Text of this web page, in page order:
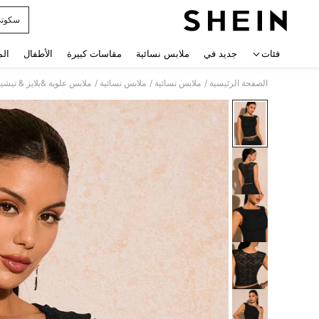
فئات جديد في ملابس نسائية مقاسات كبيرة الأطفال
الصفحة الرئيسية / ملابس نسائية / ملابس نسائية / ملابس علوية &بلايز &